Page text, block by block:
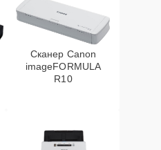
Сканер Canon
imageFORMULA
R10